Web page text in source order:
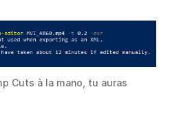
Cuts à la mano, tu auras